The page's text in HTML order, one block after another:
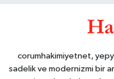
corumhakimiyetnet,
sadelik ve modernizmi bir